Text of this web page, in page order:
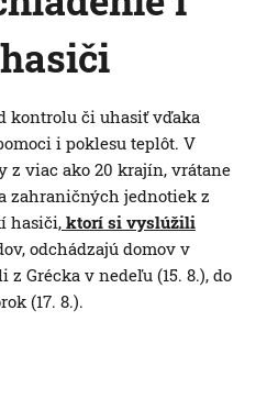
kontrolu či uhasiť vďaka
i poklesu teplôt. V
z viac ako 20 krajín, vrátane
zahraničných jednotiek z
hasiči, ktorí si vyslúžili
odchádzajú domov v
Grécka v nedeľu (15. 8.), do
(17. 8.).